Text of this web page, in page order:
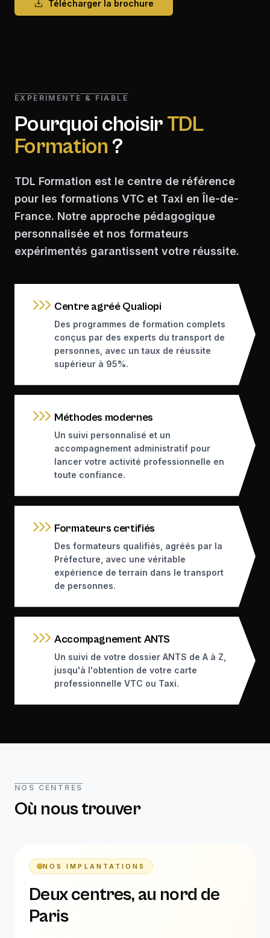
Télécharger la brochure
EXPÉRIMENTÉ & FIABLE
Pourquoi choisirTDL
Formation?
TDL Formation est le centre de référence
pour les formations VTC et Taxi en Île-de-
France. Notre approche pédagogique
personnalisée et nos formateurs
expérimentés garantissent votre réussite.
Centre agréé Qualiopi
Des programmes de formation complets
conçus par des experts du transport de
personnes, avec un taux de réussite
supérieur à 95%.
Méthodes modernes
Un suivi personnalisé et un
accompagnement administratif pour
lancer votre activité professionnelle en
toute confiance.
Formateurs certifiés
Des formateurs qualifiés, agréés par la
Préfecture, avec une véritable
expérience de terrain dans le transport
de personnes.
Accompagnement ANTS
Un suivi de votre dossier ANTS de A à Z,
jusqu'à l'obtention de votre carte
professionnelle VTC ou Taxi.
NOS CENTRES
Où nous trouver
NOS IMPLANTATIONS
Deux centres, au nord de
Paris